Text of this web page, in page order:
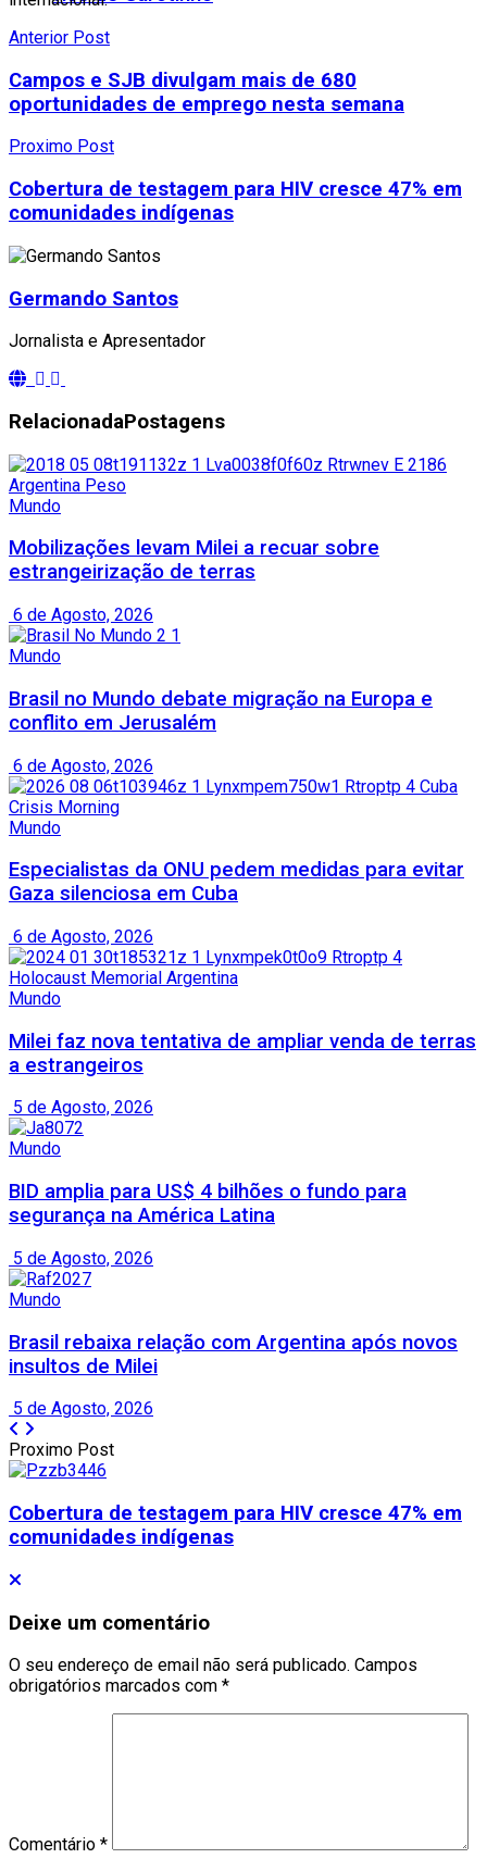
Anterior Post
Campos e SJB divulgam mais de 680
oportunidades de emprego nesta semana
Proximo Post
Cobertura de testagem para HIV cresce 47% em
comunidades indígenas
Germando Santos
Jornalista e Apresentador
RelacionadaPostagens
Mundo
Mobilizações levam Milei a recuar sobre
estrangeirização de terras
6 de Agosto, 2026
Mundo
Brasil no Mundo debate migração na Europa e
conflito em Jerusalém
6 de Agosto, 2026
Mundo
Especialistas da ONU pedem medidas para evitar
Gaza silenciosa em Cuba
6 de Agosto, 2026
Mundo
Milei faz nova tentativa de ampliar venda de terras
a estrangeiros
5 de Agosto, 2026
Mundo
BID amplia para US$ 4 bilhões o fundo para
segurança na América Latina
5 de Agosto, 2026
Mundo
Brasil rebaixa relação com Argentina após novos
insultos de Milei
5 de Agosto, 2026
Proximo Post
Cobertura de testagem para HIV cresce 47% em
comunidades indígenas
Deixe um comentário
O seu endereço de email não será publicado. Campos
obrigatórios marcados com *
Comentário *